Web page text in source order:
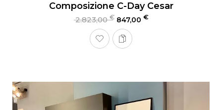
Composizione C-Day Cesar
2.823,00€ 847,00 €